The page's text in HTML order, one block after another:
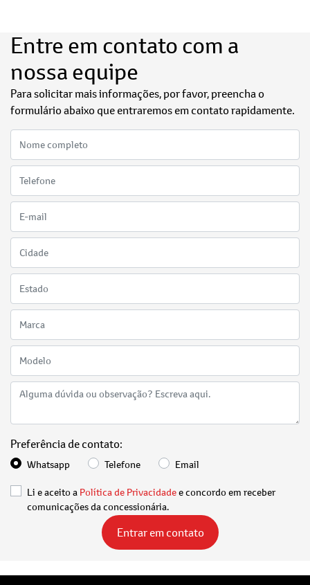
Entre em contato com a
nossa equipe
Para solicitar mais informações, por favor, preencha o
formulário abaixo que entraremos em contato rapidamente.
Preferência de contato:
Whatsapp Telefone Email
Li e aceito a Política de Privacidadee concordo em receber
comunicações da concessionária.
Entrar em contato